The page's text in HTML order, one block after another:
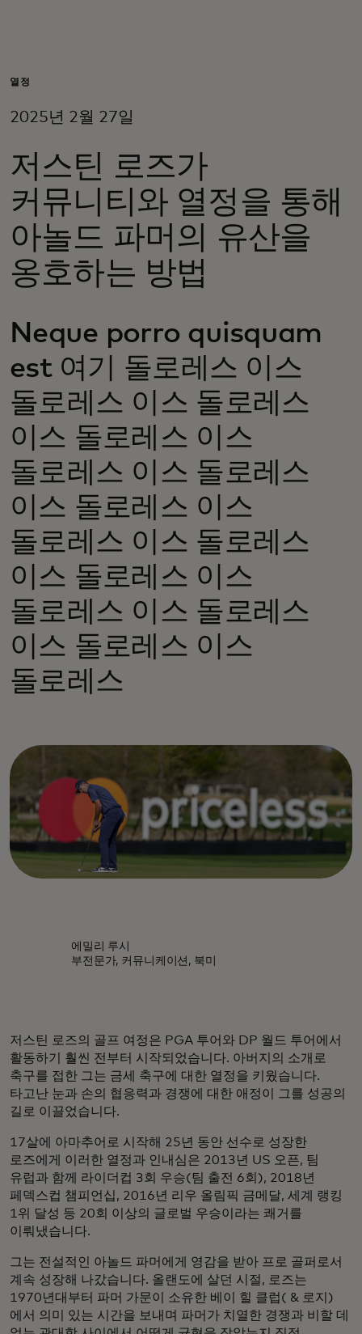
이노베이터
뉴스 & 인사이트
열정
2025년 2월 27일
저스틴 로즈가
커뮤니티와 열정을 통해
아놀드 파머의 유산을
옹호하는 방법
Neque porro quisquam
est 여기 돌로레스 이스
돌로레스 이스 돌로레스
이스 돌로레스 이스
돌로레스 이스 돌로레스
이스 돌로레스 이스
돌로레스 이스 돌로레스
이스 돌로레스 이스
돌로레스 이스 돌로레스
이스 돌로레스 이스
돌로레스
에밀리 루시
부전문가, 커뮤니케이션, 북미
저스틴 로즈의 골프 여정은 PGA 투어와 DP 월드 투어에서
활동하기 훨씬 전부터 시작되었습니다. 아버지의 소개로
축구를 접한 그는 금세 축구에 대한 열정을 키웠습니다.
타고난 눈과 손의 협응력과 경쟁에 대한 애정이 그를 성공의
길로 이끌었습니다.
17살에 아마추어로 시작해 25년 동안 선수로 성장한
로즈에게 이러한 열정과 인내심은 2013년 US 오픈, 팀
유럽과 함께 라이더컵 3회 우승(팀 출전 6회), 2018년
페덱스컵 챔피언십, 2016년 리우 올림픽 금메달, 세계 랭킹
1위 달성 등 20회 이상의 글로벌 우승이라는 쾌거를
이뤄냈습니다.
그는 전설적인 아놀드 파머에게 영감을 받아 프로 골퍼로서
계속 성장해 나갔습니다. 올랜도에 살던 시절, 로즈는
1970년대부터 파머 가문이 소유한 베이 힐 클럽( & 로지)
에서 의미 있는 시간을 보내며 파머가 치열한 경쟁과 비할 데